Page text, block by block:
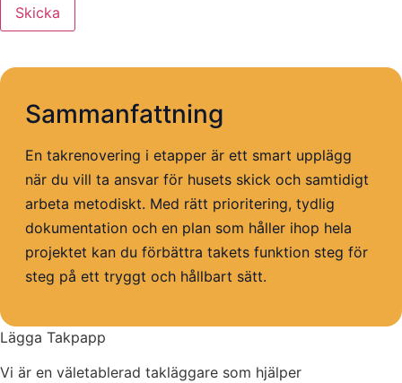
Skicka
Sammanfattning
En takrenovering i etapper är ett smart upplägg
när du vill ta ansvar för husets skick och samtidigt
arbeta metodiskt. Med rätt prioritering, tydlig
dokumentation och en plan som håller ihop hela
projektet kan du förbättra takets funktion steg för
steg på ett tryggt och hållbart sätt.
Lägga Takpapp
Vi är en väletablerad takläggare som hjälper